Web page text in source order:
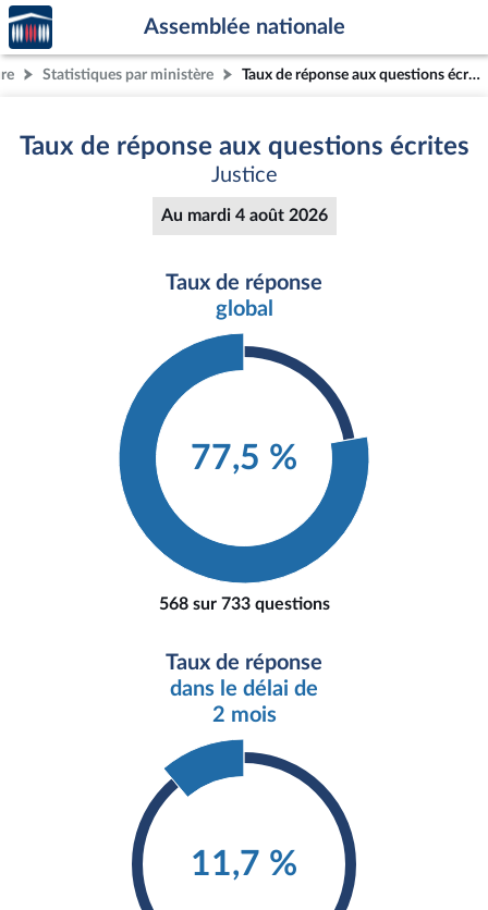
Aller au contenu
Aller en bas de la page
Accèder
à la
page
d'accueil
Assemblée nationale
Statistiques par ministère Taux de réponse aux questions écrites
Taux de réponse aux questions écrites
Justice
Au mardi 4 août 2026
Taux de réponse
global
77,5 %
568 sur 733 questions
Taux de réponse
dans le délai de
2 mois
11,7 %